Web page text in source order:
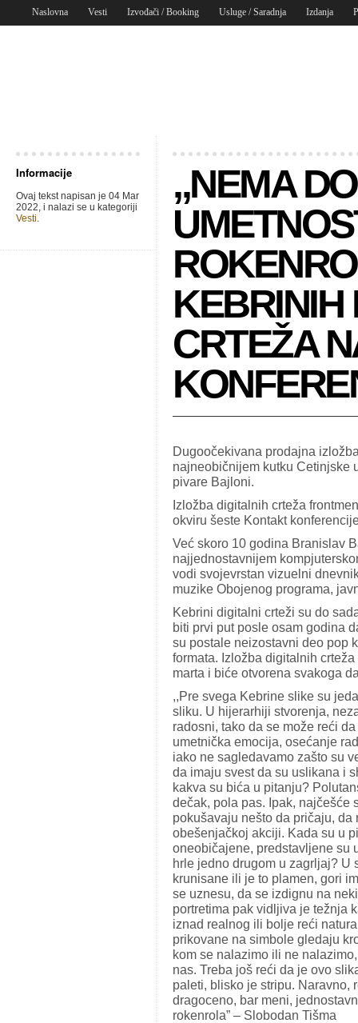
Naslovna Vesti Izvođači / Booking Usluge / Saradnja Izdanja
Informacije
Ovaj tekst napisan je 04 Mar
2022, i nalazi se u kategoriji
Vesti.
,,NEMA
KEBRINIH
CRTEŽA
Dugoočekivana prodajna
najneobičnijem kutku Cetinjske
pivare Bajloni.
Izložba digitalnih crteža
okviru šeste Kontakt
Već skoro 10 godina Branislav
najjednostavnijem
vodi svojevrstan vizuelni
muzike Obojenog programa,
Kebrini digitalni crteži su do
biti prvi put posle osam godina
su postale neizostavni deo pop
formata. Izložba digitalnih
marta i biće otvorena svakoga
,,Pre svega Kebrine slike su
sliku. U hijerarhiji stvorenja,
radosni, tako da se može reći
umetnička emocija, osećanje
iako ne sagledavamo zašto su
da imaju svest da su uslikana i
kakva su bića u pitanju?
dečak, pola pas. Ipak, najčešće
pokušavaju nešto da pričaju,
obešenjačkoj akciji. Kada su u
oneobičajene, predstavljene su
hrle jedno drugom u zagrljaj? U
krunisane ili je to plamen, gori
se uznesu, da se izdignu na
portretima pak vidljiva je težnja
iznad realnog ili bolje reći
prikovane na simbole gledaju
kom se nalazimo ili ne
nas. Treba još reći da je ovo
paleti, blisko je stripu. Naravno,
dragoceno, bar meni,
rokenrola” – Slobodan Tišma